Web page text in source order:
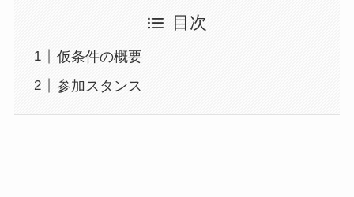
目次
仮条件の概要
参加スタンス